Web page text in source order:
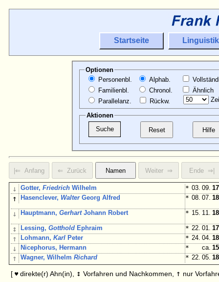
Startseite Linguistik
Optionen
Personenbl.
Familienbl.
Parallelanz.
Alphab.
Chronol.
Rückw.
Ähnlich
Aktionen
↓ Gotter,Friedrich Wilhelm * 03. 09.
↑ Hasenclever, WalterGeorg Alfred * 08. 07.
↓ Hauptmann,GerhartJohann Robert * 15. 11.
↕ Lessing,Gotthold Ephraim * 22. 01.
↑ Lohmann,Karl Peter * 24. 04.
↓ Nicephorus, Hermann * ca.
↑ Wagner, WilhelmRichard * 22. 05.
[ ♥ direkte(r) Ahn(in), ↕ Vorfahren und Nachkommen, ↑ nur